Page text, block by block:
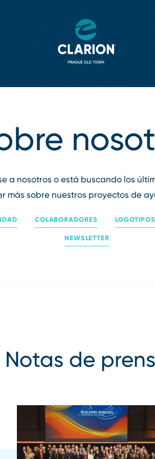
a nosotros o está buscando los
más sobre nuestros proyectos de
COLABORADORES
NEWSLETTER
Notas de